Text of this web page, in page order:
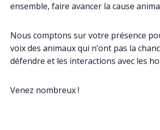
ensemble, faire avancer la cause
Nous comptons sur votre présence
voix des animaux qui n’ont pas la
défendre et les interactions avec les
Venez nombreux !